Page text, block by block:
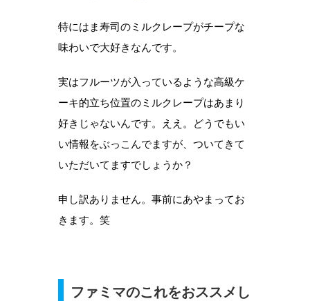
特にはま寿司のミルクレープがチープな
味わいで大好きなんです。
実はフルーツが入っているような高級ケ
ーキ的立ち位置のミルクレープはあまり
好きじゃないんです。ええ。どうでもい
い情報をぶっこんでますが、ついてきて
いただいてますでしょうか？
申し訳ありません。事前にあやまってお
きます。笑
ファミマのこれをおススメし